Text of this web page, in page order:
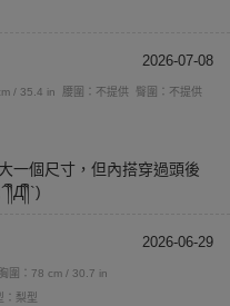
2026-07-08
/ 35.4 in 腰圍：不提供
臀圍：不提供
一個尺寸，但內搭穿過頭後
Д༎ຶ`)
2026-06-29
胸圍：78 cm / 30.7 in
：梨型